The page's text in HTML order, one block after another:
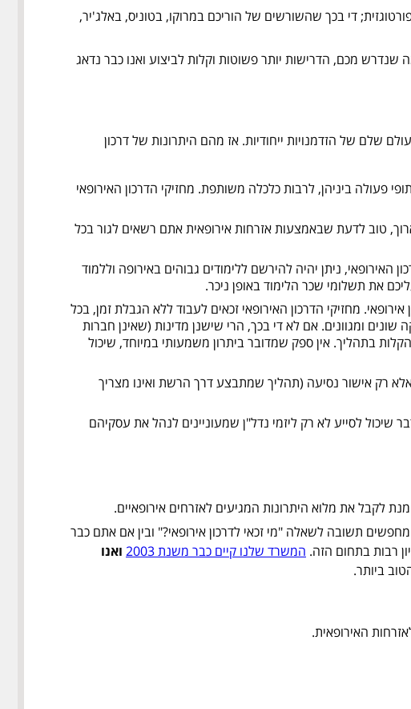
די בכך שהשורשים של הוריכם במרוקו, בטוניס, באלג'יר,
מכם, הדרישות יותר פשוטות וקלות לביצוע ואנו כבר נדאג
שלם של הזדמנויות ייחודיות. אז מהם היתרונות של דרכון
פעולה ביניהן, לרבות כלכלה משותפת. מחזיקי הדרכון האירופאי
טוב לדעת שבאמצעות אזרחות אירופאית אתם רשאים לגור בכל
ניתן יהיה להירשם ללימודים גבוהים באירופה וללמוד
את תשלומי שכר הלימוד באופן ניכר.
מחזיקי הדרכון האירופאי זכאים לעבוד ללא הגבלת זמן, בכל
ומגוונים. אם לא די בכך, הרי שישנן מדינות (שאינן חברות
בתהליך. אין ספק שמדובר ביתרון משמעותי במיוחד, שיכול
אלא רק אישור נסיעה (תהליך שמתבצע דרך הרשת ואינו מצריך
שיכול לסייע לא רק ליזמי נדל"ן שמעוניינים לנהל את עסקיהם
לקבל את מלוא היתרונות המגיעים לאזרחים אירופאיים.
תשובה לשאלה "מי זכאי לדרכון אירופאי?" ובין אם אתם כבר
המשרד שלנו קיים כבר משנת 2003
ואנו
ביותר.
האירופאית.